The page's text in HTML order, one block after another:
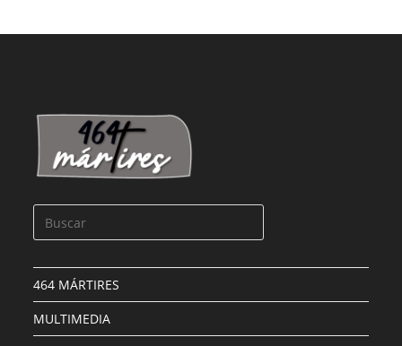
464 MÁRTIRES
MULTIMEDIA